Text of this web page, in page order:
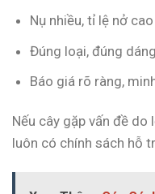
Nụ nhiều, tỉ lệ nở cao
Đúng loại, đúng
Báo giá rõ ràng,
Nếu cây gặp vấn đề
luôn có chính sách hỗ